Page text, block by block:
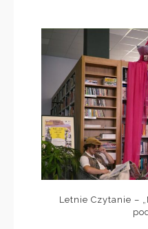
Letnie Czytanie –